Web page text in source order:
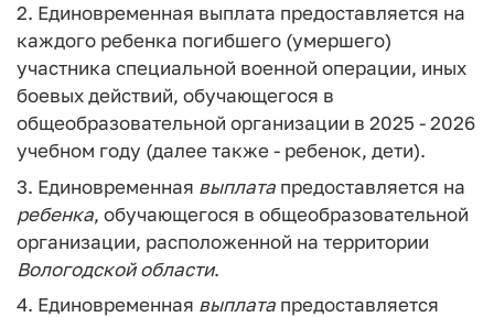
2. Единовременная выплата предоставляется на
каждого ребенка погибшего (умершего)
участника специальной военной операции, иных
боевых действий, обучающегося в
общеобразовательной организации в 2025 - 2026
учебном году (далее также - ребенок, дети).
3. Единовременная выплата предоставляется на
ребенка, обучающегося в общеобразовательной
организации, расположенной на территории
Вологодской области.
4. Единовременная выплата предоставляется